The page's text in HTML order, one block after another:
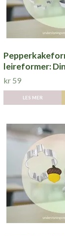
leireformer:
kr 59
LES MER